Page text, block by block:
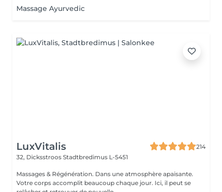
Massage Ayurvedic
LuxVitalis
214
32, Dicksstroos Stadtbredimus L-5451
Massages & Régénération. Dans une atmosphère apaisante.
Votre corps accomplit beaucoup chaque jour. Ici, il peut se